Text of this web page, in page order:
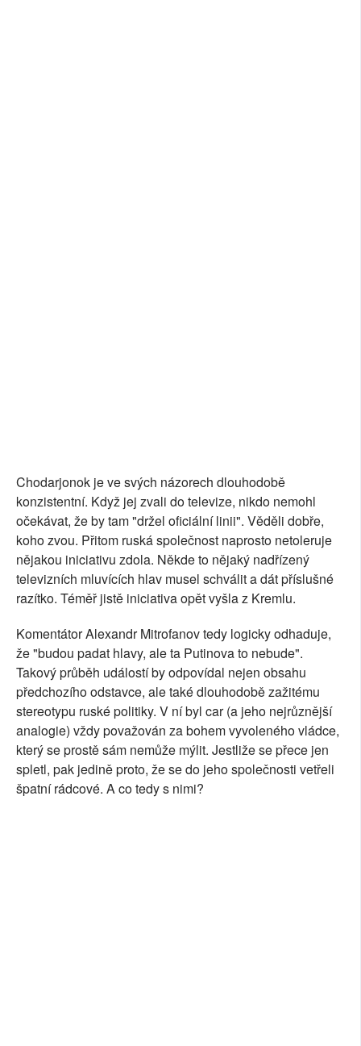
Chodarjonok je ve svých názorech dlouhodobě
konzistentní. Když jej zvali do televize, nikdo nemohl
očekávat, že by tam "držel oficiální linii". Věděli dobře,
koho zvou. Přitom ruská společnost naprosto netoleruje
nějakou iniciativu zdola. Někde to nějaký nadřízený
televizních mluvících hlav musel schválit a dát příslušné
razítko. Téměř jistě iniciativa opět vyšla z Kremlu.
Komentátor Alexandr Mitrofanov tedy logicky odhaduje,
že "budou padat hlavy, ale ta Putinova to nebude".
Takový průběh událostí by odpovídal nejen obsahu
předchozího odstavce, ale také dlouhodobě zažitému
stereotypu ruské politiky. V ní byl car (a jeho nejrůznější
analogie) vždy považován za bohem vyvoleného vládce,
který se prostě sám nemůže mýlit. Jestliže se přece jen
spletl, pak jedině proto, že se do jeho společnosti vetřeli
špatní rádcové. A co tedy s nimi?